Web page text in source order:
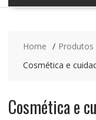
Home Produtos
Cosmética e
Cosmética e